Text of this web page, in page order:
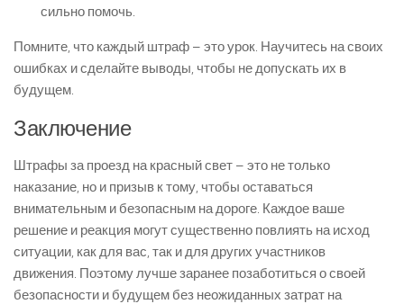
сильно помочь.
Помните, что каждый штраф – это урок. Научитесь на своих
ошибках и сделайте выводы, чтобы не допускать их в
будущем.
Заключение
Штрафы за проезд на красный свет – это не только
наказание, но и призыв к тому, чтобы оставаться
внимательным и безопасным на дороге. Каждое ваше
решение и реакция могут существенно повлиять на исход
ситуации, как для вас, так и для других участников
движения. Поэтому лучше заранее позаботиться о своей
безопасности и будущем без неожиданных затрат на